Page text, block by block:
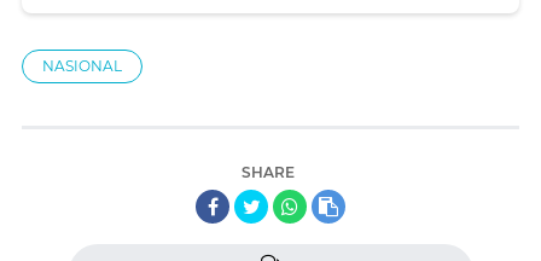
NASIONAL
SHARE